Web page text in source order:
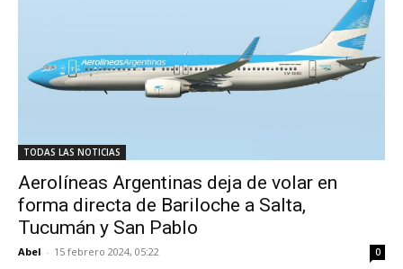
TODAS LAS NOTICIAS
Aerolíneas Argentinas deja de volar en
forma directa de Bariloche a Salta,
Tucumán y San Pablo
Abel - 15 febrero 2024, 05:22 0